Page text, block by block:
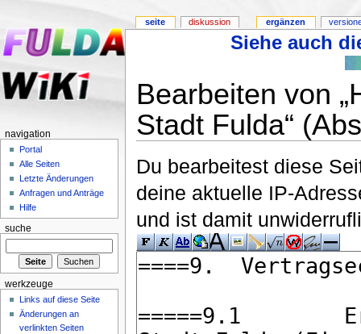
Siehe auch
Bearbeiten von
Stadt Fulda“
Du bearbeitest diese
deine aktuelle IP-
und ist damit
seite diskussion ergänzen
navigation
Portal
Alle Seiten
Letzte Änderungen
Anfragen und Anträge
Hilfe
suche
werkzeuge
Links auf diese Seite
Änderungen an
verlinkten Seiten